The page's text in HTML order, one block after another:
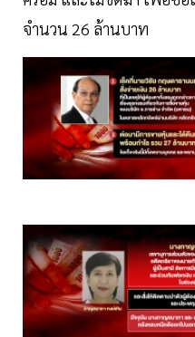
จำนวน 26 ล้านบาท